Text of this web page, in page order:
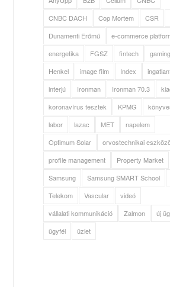
CNBC DACH
Cop Mortem CSR
Dunamenti Erőmű
e-commerce
energetika
FGSZ fintech
gaming
Henkel
image film Index
interjú
Ironman Ironman 70.3
koronavírus tesztek
KPMG
labor
lazac MET
napelem
Optimum Solar
orvostechnikai
profile management
Property Market
Samsung
Samsung SMART School
Telekom
Vascular
videó
vállalati kommunikáció
Zalmon
új
ügyfél
üzlet